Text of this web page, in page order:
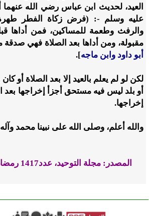
العيد، لحديث ابن عباس رضي الله عنهما
عليه وسلم -: (فرض زكاة الفطر
والرفث وطعمة للمساكين، فمن أداها
مقبولة، ومن أداها بعد الصلاة فهي
أبو داود وابن ماجه].
لكن لو لم يعلم بالعيد إلا بعد الصلاة أو
أو بلد ليس فيه مستحق أجزأ إخراجها بعد
إخراجها.
والله أعلم، وصلى الله على نبينا محمد
المصدر: مجلة التوحيد، عدد1417 رمضان هـ، صفحة 40.